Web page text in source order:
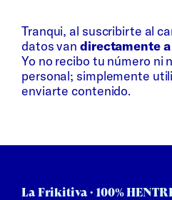
Tranqui, al suscribirte al
datos vandirectamente
Yo no recibo tu número ni
personal; simplemente
enviarte contenido.
La Frikitiva · 100%